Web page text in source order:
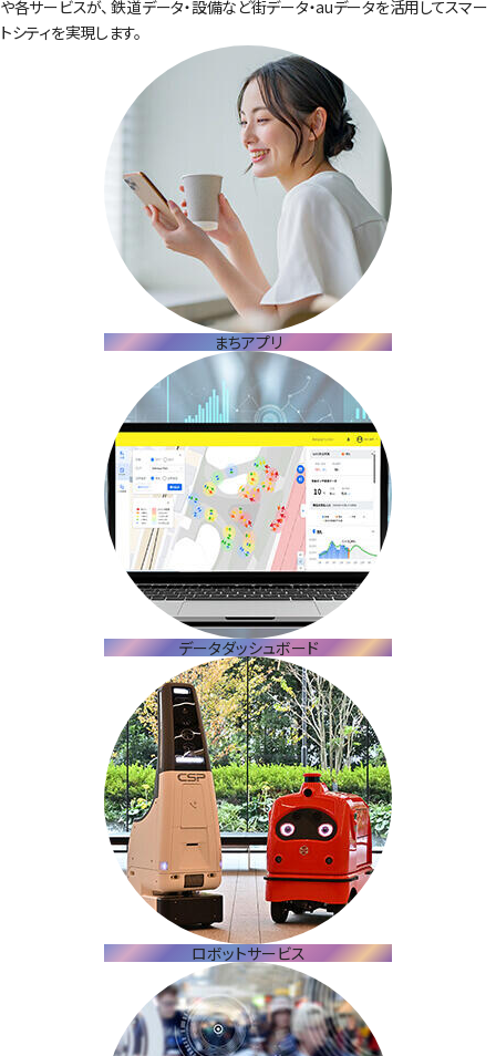
や各サービスが、 鉄道データ・設備など街データ・auデータを活用してスマー
トシティを実現します。
まちアプリ
データダッシュボード
ロボットサービス